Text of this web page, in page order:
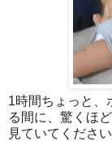
1時間ちょっと、
る間に、驚くほ
見ていてくださ